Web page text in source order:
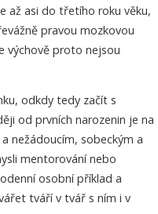
až asi do třetího roku věku,
pravou mozkovou
výchově proto nejsou
odkdy tedy začít s
od prvních narozenin je na
nežádoucím, sobeckým a
mentorování nebo
osobní příklad a
tváří v tvář s ním i v